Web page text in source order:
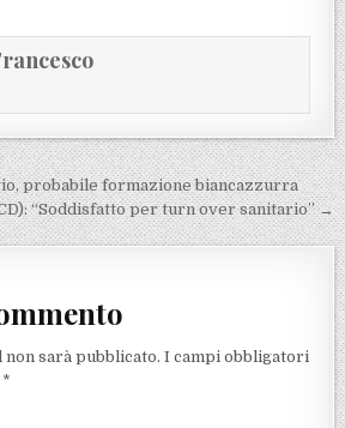
articoli
probabile formazione biancazzurra
“Soddisfatto per turn over sanitario” →
sarà pubblicato. I campi obbligatori
*